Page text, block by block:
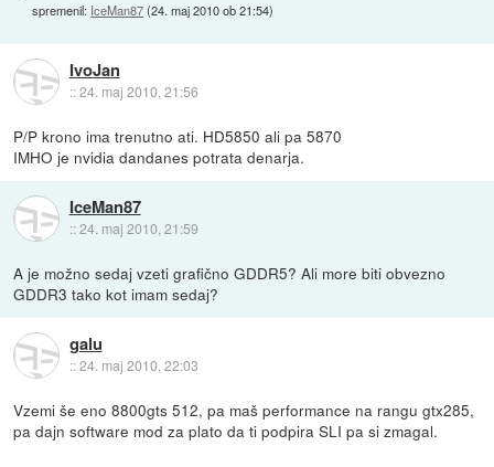
spremenil: IceMan87(24. maj 2010 ob 21:54)
IvoJan
::24. maj 2010, 21:56
P/P krono ima trenutno ati. HD5850 ali pa 5870
IMHO je nvidia dandanes potrata denarja.
IceMan87
::24. maj 2010, 21:59
A je možno sedaj vzeti grafično GDDR5? Ali more biti obvezno
GDDR3 tako kot imam sedaj?
galu
::24. maj 2010, 22:03
Vzemi še eno 8800gts 512, pa maš performance na rangu gtx285,
pa dajn software mod za plato da ti podpira SLI pa si zmagal.